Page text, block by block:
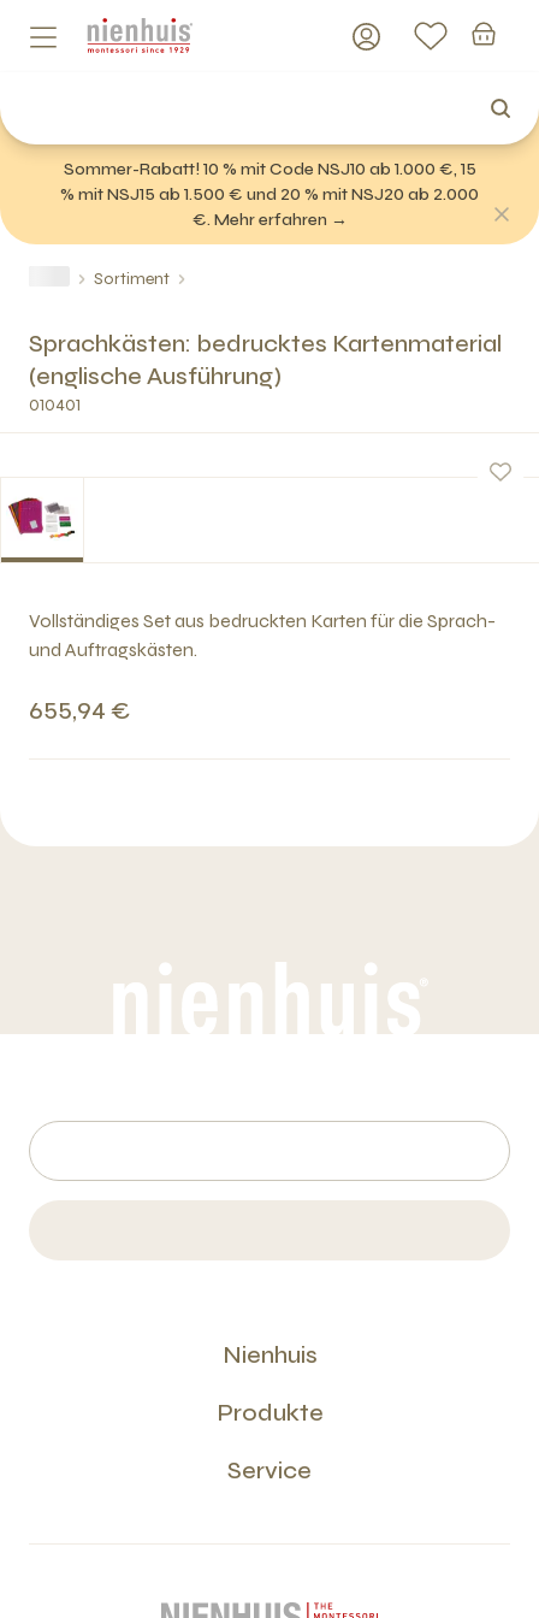
Sommer-Rabatt! 10 % mit Code NSJ10 ab 1.000 €, 15
% mit NSJ15 ab 1.500 € und 20 % mit NSJ20 ab 2.000
€. Mehr erfahren →
Sortiment
Sprachkästen: bedrucktes Kartenmaterial
(englische Ausführung)
010401
Vollständiges Set aus bedruckten Karten für die Sprach-
und Auftragskästen.
655,94 €
Nienhuis
Produkte
Service